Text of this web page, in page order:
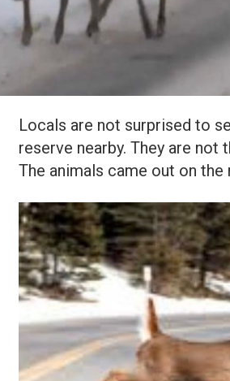
Locals are not surprised to
reserve nearby. They are not
The animals came out on